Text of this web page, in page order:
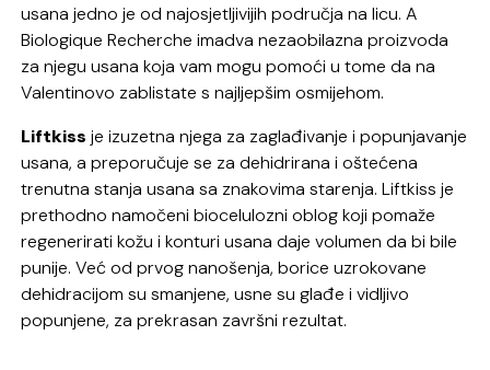
usana jedno je od najosjetljivijih područja na licu. A
Biologique Recherche imadva nezaobilazna proizvoda
za njegu usana koja vam mogu pomoći u tome da na
Valentinovo zablistate s najljepšim osmijehom.
Liftkiss je izuzetna njega za zaglađivanje i popunjavanje
usana, a preporučuje se za dehidrirana i oštećena
trenutna stanja usana sa znakovima starenja. Liftkiss je
prethodno namočeni biocelulozni oblog koji pomaže
regenerirati kožu i konturi usana daje volumen da bi bile
punije. Već od prvog nanošenja, borice uzrokovane
dehidracijom su smanjene, usne su glađe i vidljivo
popunjene, za prekrasan završni rezultat.